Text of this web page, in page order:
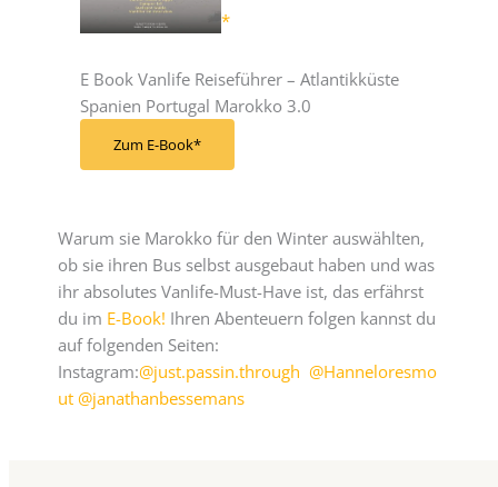
E Book Vanlife Reiseführer – Atlantikküste
Spanien Portugal Marokko 3.0
Zum E-Book
Warum sie Marokko für den Winter auswählten,
ob sie ihren Bus selbst ausgebaut haben und was
ihr absolutes Vanlife-Must-Have ist, das erfährst
du im E-Book! Ihren Abenteuern folgen kannst du
auf folgenden Seiten:
Instagram:@just.passin.through @Hanneloresmo
ut @janathanbessemans